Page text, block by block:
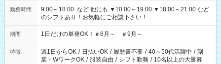
勤務時間
9:00～18:00 など 他にも ▼10:00～19:00 ▼18:00～21:00 など
のシフトあり！お気軽にご相談下さい！
期間 1日だけの単発OK！＃8月～ ＃9月～
特徴 週1日からOK / 日払いOK / 履歴書不要 / 40～50代活躍中 / 副
業・WワークOK / 服装自由 / シフト勤務 / 10名以上の大量募